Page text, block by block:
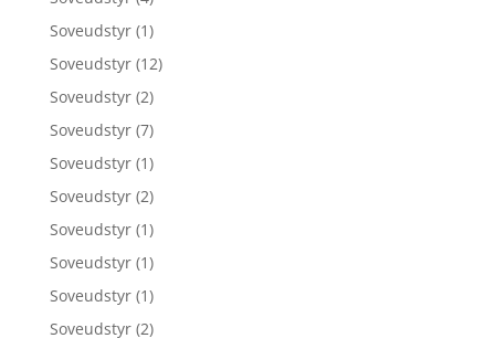
Soveudstyr (1)
Soveudstyr (12)
Soveudstyr (2)
Soveudstyr (7)
Soveudstyr (1)
Soveudstyr (2)
Soveudstyr (1)
Soveudstyr (1)
Soveudstyr (1)
Soveudstyr (2)